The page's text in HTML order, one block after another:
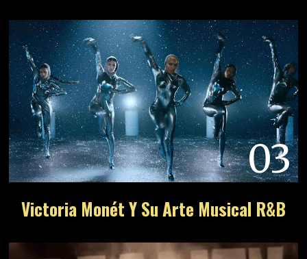
03
Victoria Monét Y Su Arte Musical R&B